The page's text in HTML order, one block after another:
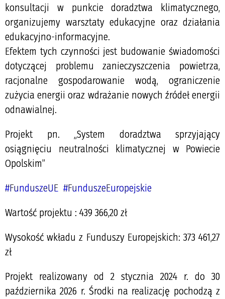
konsultacji w punkcie doradztwa klimatycznego,
organizujemy warsztaty edukacyjne oraz działania
edukacyjno-informacyjne.
Efektem tych czynności jest budowanie świadomości
dotyczącej problemu zanieczyszczenia powietrza,
racjonalne gospodarowanie wodą, ograniczenie
zużycia energii oraz wdrażanie nowych źródeł energii
odnawialnej.
Projekt pn. „System doradztwa sprzyjający
osiągnięciu neutralności klimatycznej w Powiecie
Opolskim”
#FunduszeUE #FunduszeEuropejskie
Wartość projektu : 439 366,20 zł
Wysokość wkładu z Funduszy Europejskich: 373 461,27
zł
Projekt realizowany od 2 stycznia 2024 r. do 30
października 2026 r. Środki na realizację pochodzą z